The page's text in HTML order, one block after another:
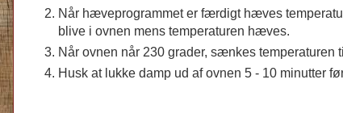
Når hæveprogrammet er færdigt hæves
blive i ovnen mens temperaturen hæves.
Når ovnen når 230 grader, sænkes temperaturen
Husk at lukke damp ud af ovnen 5 - 10 minutter